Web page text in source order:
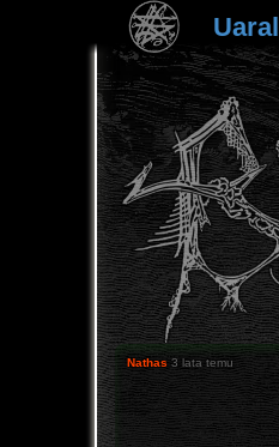
Uaral
Nathas 3 lata temu